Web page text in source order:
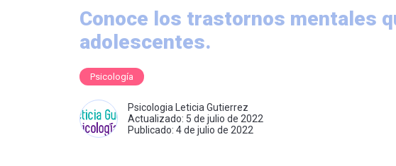
Conoce los trastornos mentales
adolescentes.
Psicología
Psicologia Leticia Gutierrez
Actualizado: 5 de julio de 2022
Publicado: 4 de julio de 2022